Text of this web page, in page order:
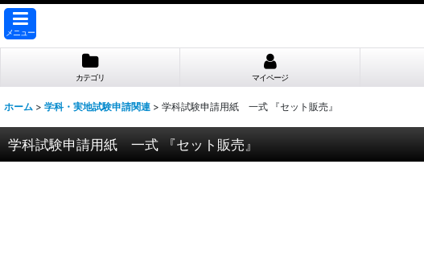
メニュー
カテゴリ マイページ
ホーム > 学科・実地試験申請関連 > 学科試験申請用紙 一式 『セット販売』
学科試験申請用紙 一式 『セット販売』